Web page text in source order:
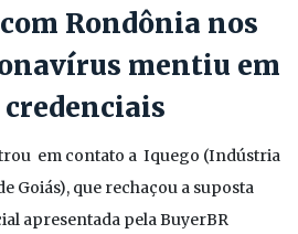
Rondônia nos
mentiu em
credenciais
em contato a Iquego (Indústria
Goiás), que rechaçou a suposta
apresentada pela BuyerBR